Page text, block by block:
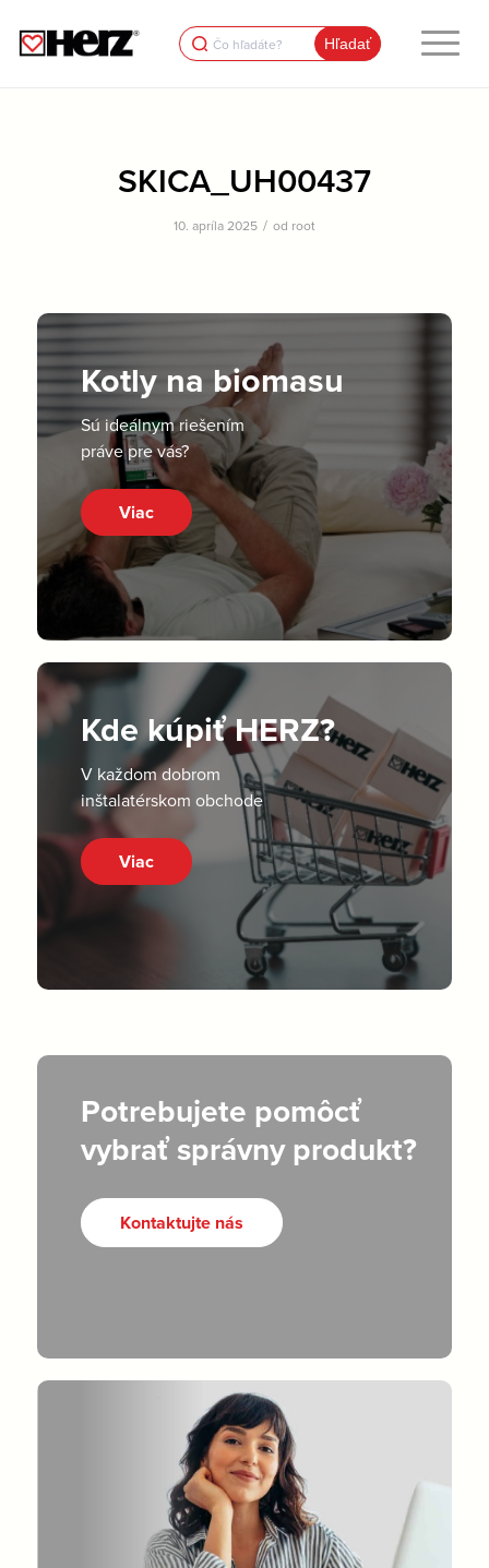
Search
for:
SKICA_UH00437
10. apríla 2025 / od root
Kotly na biomasu
Sú ideálnym riešením
práve pre vás?
Viac
Kde kúpiť HERZ?
V každom dobrom
inštalatérskom obchode
Viac
Potrebujete pomôcť
vybrať správny produkt?
Kontaktujte nás